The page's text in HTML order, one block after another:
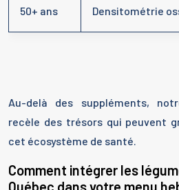
50+ ans Densitométrie
Au-delà des suppléments,
recèle des trésors qui peuvent
cet écosystème de santé.
Comment intégrer les
Québec dans votre menu